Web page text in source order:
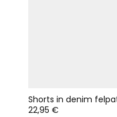
Shorts in denim
22,95 €